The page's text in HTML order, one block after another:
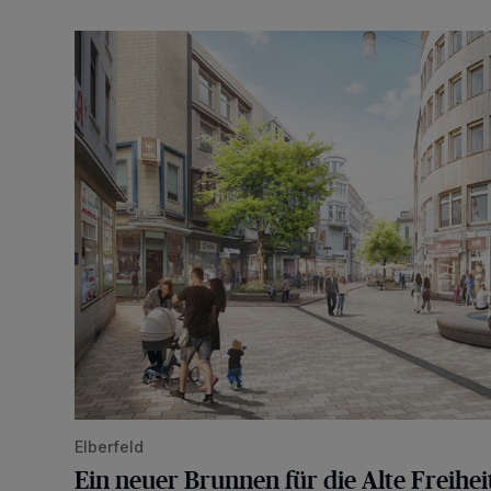
Ein neuer Brunnen für die Alte Freiheit
Elberfeld
Ein neuer Brunnen für die Alte